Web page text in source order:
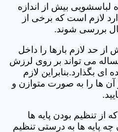
لباسشویی بیش از اندازه
لازم است که برخی از
بررسی شوند.
از حد لازم بارها را داخل
می تواند بر روی لرزش
ای بگذارد.بنابراین لازم
آن ها را به صورت متوازن و
از تنظیم بودن پایه ها
پایه ها به درستی تنظیم